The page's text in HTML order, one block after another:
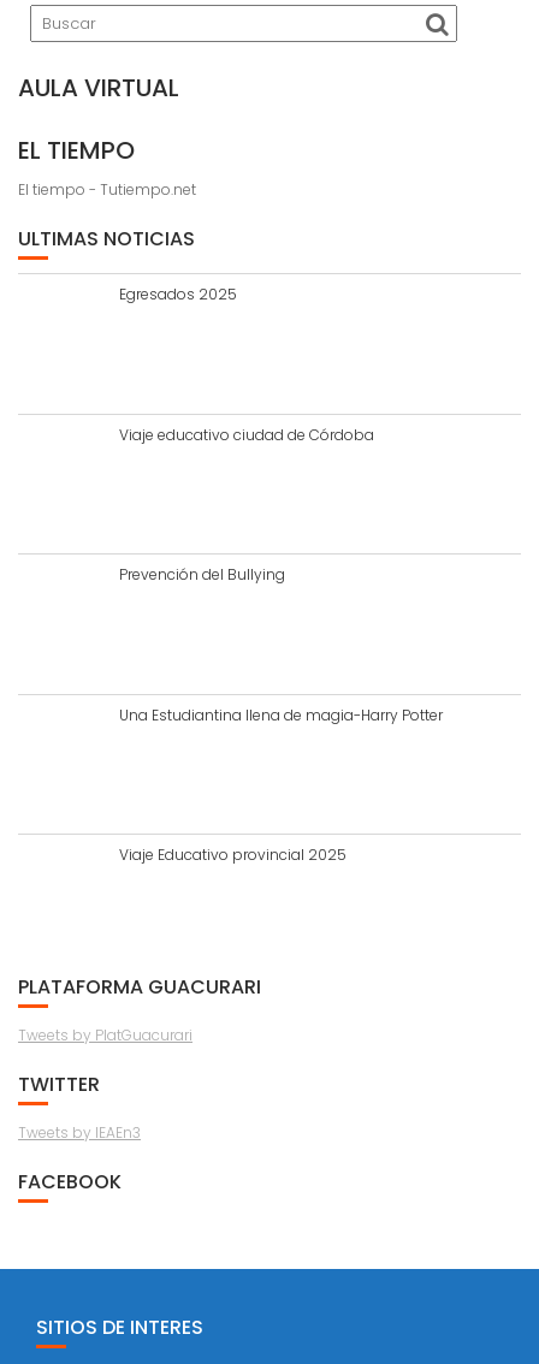
AULA VIRTUAL
EL TIEMPO
El tiempo - Tutiempo.net
ULTIMAS NOTICIAS
Egresados 2025
Viaje educativo ciudad de Córdoba
Prevención del Bullying
Una Estudiantina llena de magia-Harry Potter
Viaje Educativo provincial 2025
PLATAFORMA GUACURARI
Tweets by PlatGuacurari
TWITTER
Tweets by IEAEn3
FACEBOOK
SITIOS DE INTERES